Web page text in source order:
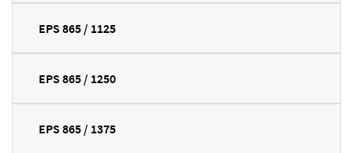
EPS 865 / 1125
EPS 865 / 1250
EPS 865 / 1375